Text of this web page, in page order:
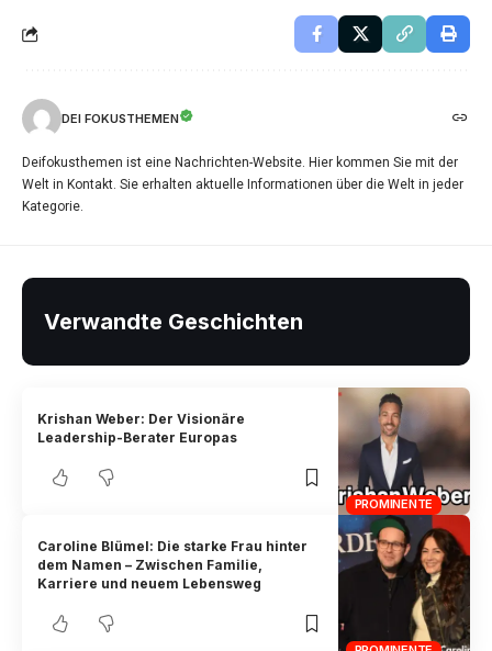
DEI FOKUSTHEMEN
Deifokusthemen ist eine Nachrichten-Website. Hier kommen Sie mit der
Welt in Kontakt. Sie erhalten aktuelle Informationen über die Welt in jeder
Kategorie.
Verwandte Geschichten
PROMINENTE
Krishan Weber: Der Visionäre
Leadership-Berater Europas
Caroline Blümel: Die starke Frau hinter
dem Namen – Zwischen Familie,
Karriere und neuem Lebensweg